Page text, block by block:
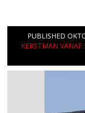
PUBLISHED
KERSTMAN VANAF